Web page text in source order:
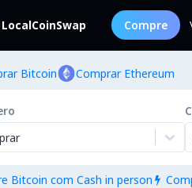
LocalCoinSwap Compre
Bitcoin Comprar Ethereum
Bitcoin com Cash in person 